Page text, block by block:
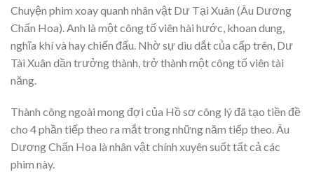
Chuyện phim xoay quanh nhân vật Dư Tại Xuân (Âu Dương
Chấn Hoa). Anh là một công tố viên hài hước, khoan dung,
nghĩa khí và hay chiến đấu. Nhờ sự dìu dắt của cấp trên, Dư
Tài Xuân dần trưởng thành, trở thành một công tố viên tài
năng.
Thành công ngoài mong đợi của Hồ sơ công lý đã tạo tiền đề
cho 4 phần tiếp theo ra mắt trong những năm tiếp theo. Âu
Dương Chấn Hoa là nhân vật chính xuyên suốt tất cả các
phim này.